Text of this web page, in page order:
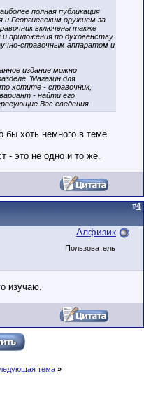
полная публикация
и Георгиевским оружием за
включены также
приложения по духовенству
справочным аппаратом и
издание можно
"Магазин для
хотите - справочник,
- найти его
Вас сведения.
бы хоть немного в теме
- это не одно и то же.
#4
Алфизик
Пользователь
изучаю.
тема »